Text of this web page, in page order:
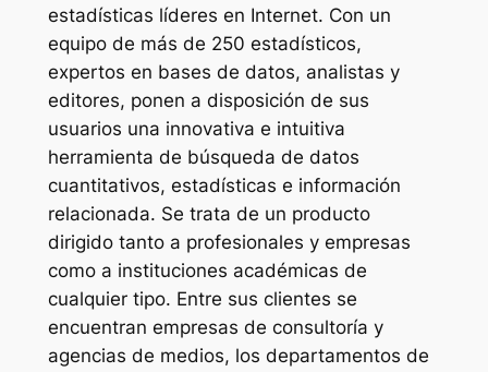
estadísticas líderes en Internet. Con un
equipo de más de 250 estadísticos,
expertos en bases de datos, analistas y
editores, ponen a disposición de sus
usuarios una innovativa e intuitiva
herramienta de búsqueda de datos
cuantitativos, estadísticas e información
relacionada. Se trata de un producto
dirigido tanto a profesionales y empresas
como a instituciones académicas de
cualquier tipo. Entre sus clientes se
encuentran empresas de consultoría y
agencias de medios, los departamentos de